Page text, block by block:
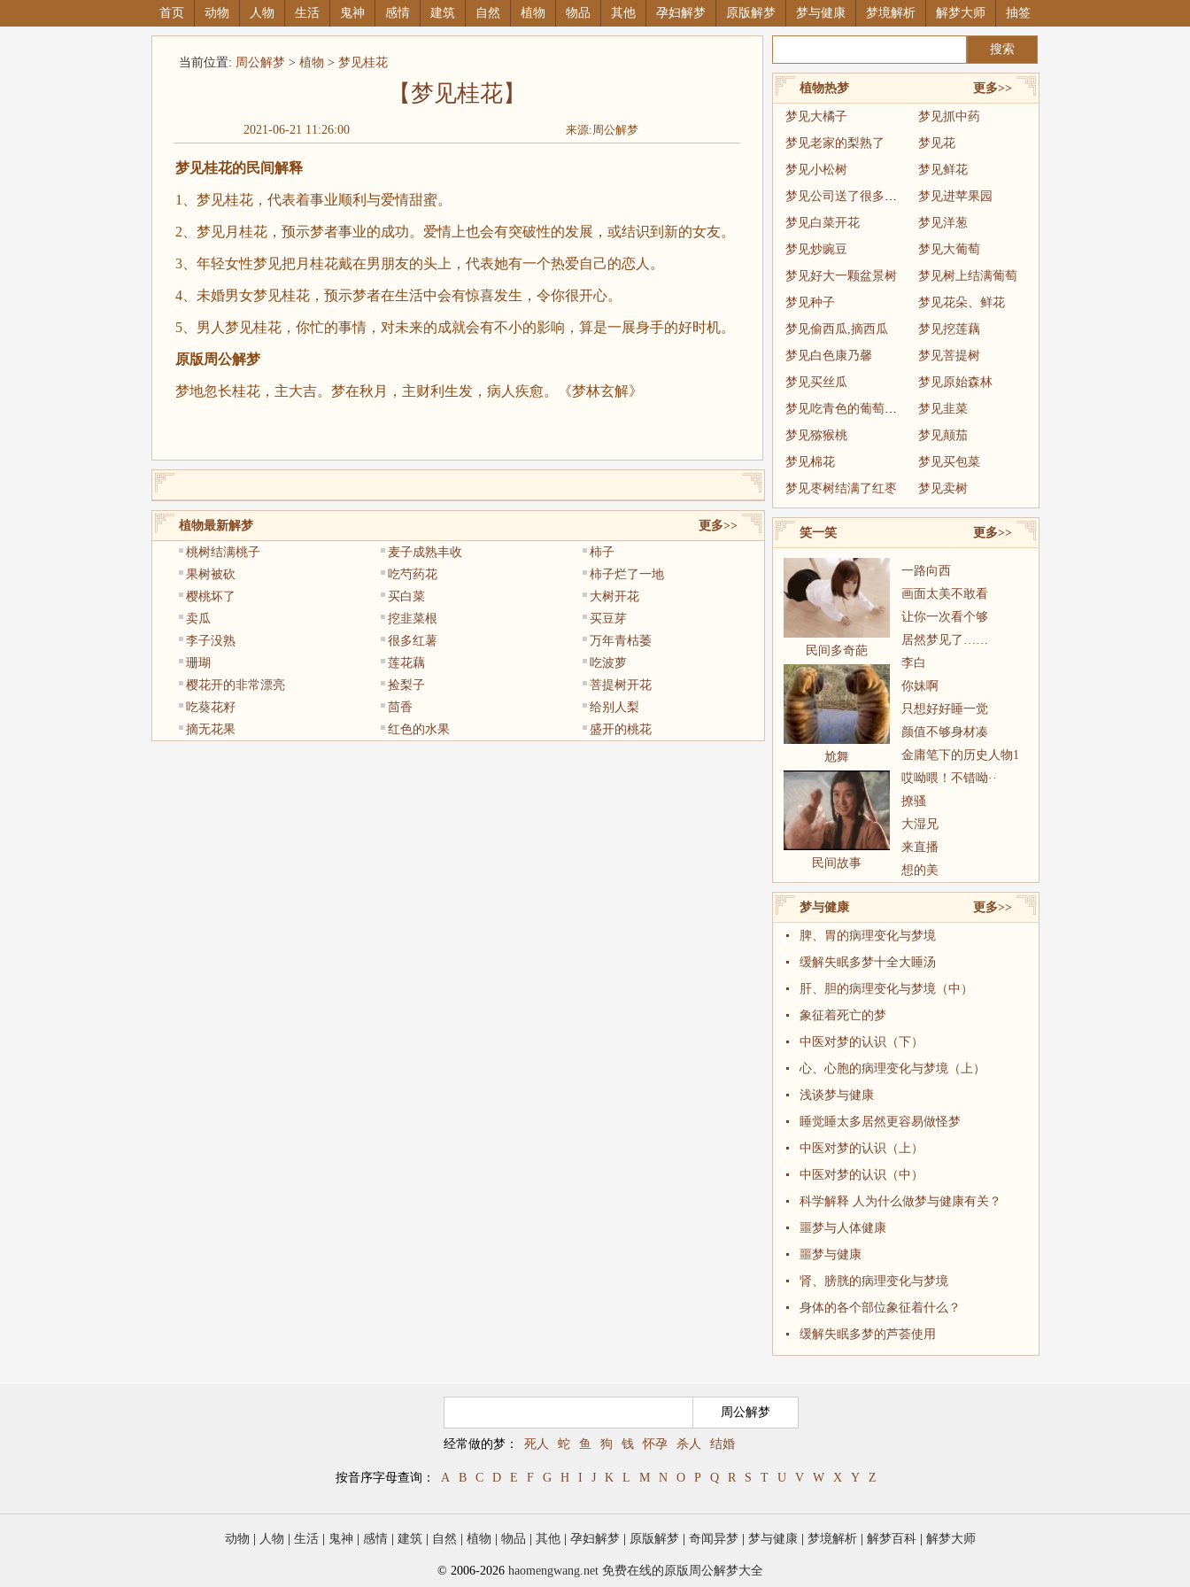
首页 动物 人物 生活 鬼神 感情 建筑 自然 植物 物品 其他 孕妇解梦 原版解梦 梦与健康 梦境解析 解梦大师 抽签
当前位置: 周公解梦> 植物 > 梦见桂花
【梦见桂花】
2021-06-21 11:26:00 来源:周公解梦
梦见桂花的民间解释
1、梦见桂花，代表着事业顺利与爱情甜蜜。
2、梦见月桂花，预示梦者事业的成功。爱情上也会有突破性的发展，或结识到新的女友。
3、年轻女性梦见把月桂花戴在男朋友的头上，代表她有一个热爱自己的恋人。
4、未婚男女梦见桂花，预示梦者在生活中会有惊喜发生，令你很开心。
5、男人梦见桂花，你忙的事情，对未来的成就会有不小的影响，算是一展身手的好时机。
原版周公解梦
梦地忽长桂花，主大吉。梦在秋月，主财利生发，病人疾愈。《梦林玄解》
植物最新解梦
更多>>
桃树结满桃子
麦子成熟丰收
柿子
果树被砍
吃芍药花
柿子烂了一地
樱桃坏了
买白菜
大树开花
卖瓜
挖韭菜根
买豆芽
李子没熟
很多红薯
万年青枯萎
珊瑚
莲花藕
吃波萝
樱花开的非常漂亮
捡梨子
菩提树开花
吃葵花籽
茴香
给别人梨
摘无花果
红色的水果 盛开的桃花
更多>>
植物热梦
梦见大橘子
梦见抓中药
梦见老家的梨熟了
梦见花
梦见小松树
梦见鲜花
梦见公司送了很多苹果
梦见进苹果园
梦见白菜开花
梦见洋葱
梦见炒豌豆
梦见大葡萄
梦见好大一颗盆景树
梦见树上结满葡萄
梦见种子
梦见花朵、鲜花
梦见偷西瓜,摘西瓜
梦见挖莲藕
梦见白色康乃馨
梦见菩提树
梦见买丝瓜
梦见原始森林
梦见吃青色的葡萄很大
梦见韭菜
梦见猕猴桃
梦见颠茄
梦见棉花
梦见买包菜
梦见枣树结满了红枣
梦见卖树
更多>>
笑一笑
民间多奇葩
尬舞
民间故事
一路向西
画面太美不敢看
让你一次看个够
居然梦见了……
李白
你妹啊
只想好好睡一觉
颜值不够身材凑
金庸笔下的历史人物1
哎呦喂！不错呦··
撩骚
大湿兄
来直播
想的美
更多>>
梦与健康
脾、胃的病理变化与梦境
缓解失眠多梦十全大睡汤
肝、胆的病理变化与梦境（中）
象征着死亡的梦
中医对梦的认识（下）
心、心胞的病理变化与梦境（上）
浅谈梦与健康
睡觉睡太多居然更容易做怪梦
中医对梦的认识（上）
中医对梦的认识（中）
科学解释 人为什么做梦与健康有关？
噩梦与人体健康
噩梦与健康
肾、膀胱的病理变化与梦境
身体的各个部位象征着什么？
缓解失眠多梦的芦荟使用
经常做的梦： 死人 蛇 鱼 狗 钱 怀孕 杀人 结婚
按音序字母查询： A B C D E F G H I J K L M N O P Q R S T U V W X Y Z
动物 人物 生活 鬼神 感情 建筑 自然 植物 物品 其他 孕妇解梦 原版解梦 奇闻异梦 梦与健康 梦境解析 解梦百科 解梦大师
© 2006-2026 haomengwang.net 免费在线的原版周公解梦大全